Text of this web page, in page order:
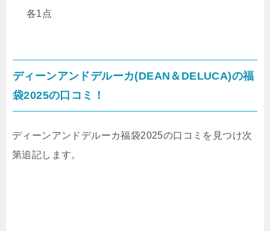
各1点
ディーンアンドデルーカ(DEAN＆DELUCA)の福
袋2025の口コミ！
ディーンアンドデルーカ福袋2025の口コミを見つけ次
第追記します。